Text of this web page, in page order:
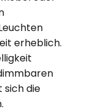
erheblich.
sich die